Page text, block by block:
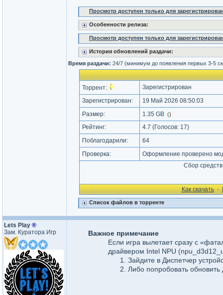
Просмотр доступен только для
Особенности релиза:
Просмотр доступен только для
История обновлений раздачи:
Время раздачи: 24/7 (минимум до появления первых 3-5
Торрент:
Зарегистрирован
Зарегистрирован:
19 Май 2026 08:50:03
Размер:
1.35 GB ()
Рейтинг: 4.7 (Голосов: 17)
Поблагодарили:
64
Проверка:
Оформление проверено
Сбор
Как cкачать·
Список файлов в торренте
Lets Play ®
Зам. Куратора Игр
Важное примечание
Если игра вылетает сразу с
драйвером Intel NPU
Зайдите в Диспетчер
Либо попробовать